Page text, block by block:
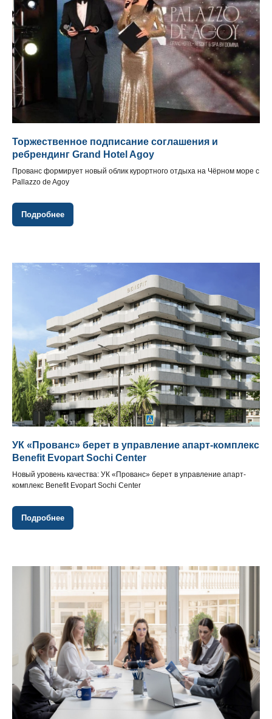
Торжественное подписание соглашения и
ребрендинг Grand Hotel Agoy
Прованс формирует новый облик курортного отдыха на Чёрном море с
Pallazzo de Agoy
Подробнее
УК «Прованс» берет в управление апарт-комплекс
Benefit Evopart Sochi Center
Новый уровень качества: УК «Прованс» берет в управление апарт-
комплекс Benefit Evopart Sochi Center
Подробнее